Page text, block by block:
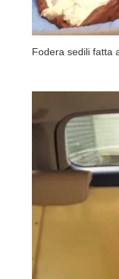
Fodera sedili fatta